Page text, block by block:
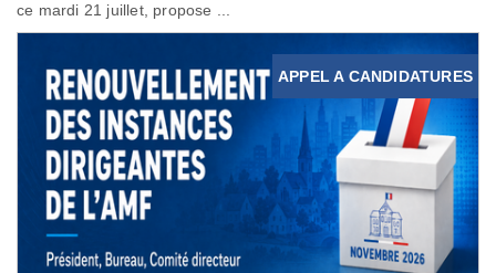
ce mardi 21 juillet, propose ...
APPEL A CANDIDATURES